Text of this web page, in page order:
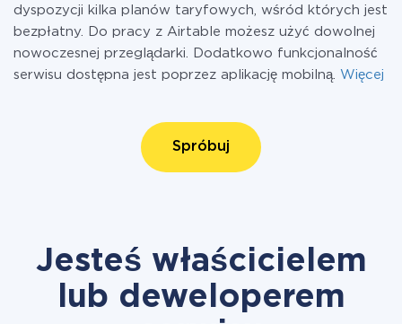
dyspozycji kilka planów taryfowych, wśród których jest
bezpłatny. Do pracy z Airtable możesz użyć dowolnej
nowoczesnej przeglądarki. Dodatkowo funkcjonalność
serwisu dostępna jest poprzez aplikację mobilną. Więcej
Spróbuj
Jesteś właścicielem
lub deweloperem